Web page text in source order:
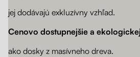
jej dodávajú exkluzívny vzhľad.
Cenovo dostupnejšie a
ako dosky z masívneho dreva.